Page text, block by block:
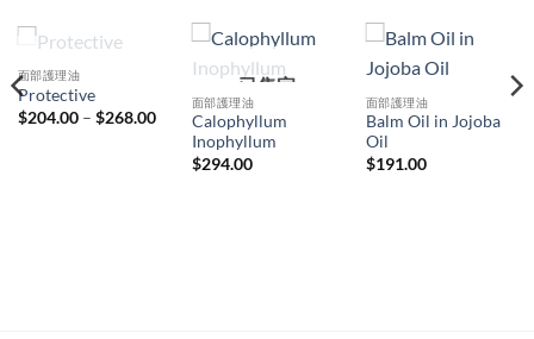
已售完
面部護理油
Protective
$204.00 – $268.00價
已售完
面部護理油
Calophyllum
Inophyllum
$294.00
面部護理油
Balm Oil in Jojoba
Oil
$191.00